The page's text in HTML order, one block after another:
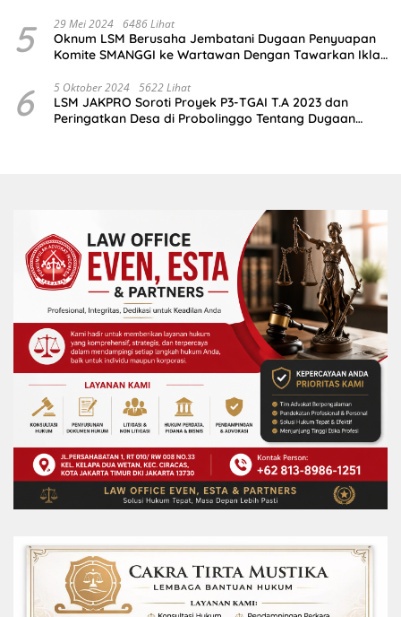
5 29 Mei 2024 6486 Lihat
Oknum LSM Berusaha Jembatani Dugaan Penyuapan
Komite SMANGGI ke Wartawan Dengan Tawarkan Iklan
6 5 Oktober 2024 5622 Lihat
LSM JAKPRO Soroti Proyek P3-TGAI T.A 2023 dan
Peringatkan Desa di Probolinggo Tentang Dugaan